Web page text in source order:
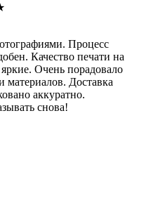
Процесс
Качество печати на
Очень порадовало
материалов. Доставка
аккуратно.
снова!